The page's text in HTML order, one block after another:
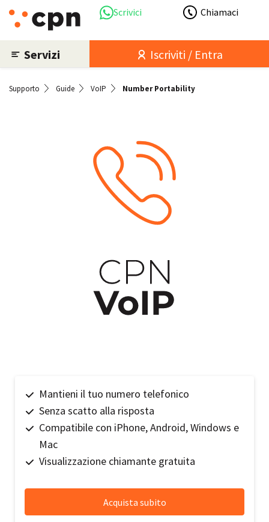
Scrivici Chiamaci
Servizi Iscriviti / Entra
Supporto Guide VoIP Number Portability
Mantieni il tuo numero telefonico
Senza scatto alla risposta
Compatibile con iPhone, Android, Windows e
Mac
Visualizzazione chiamante gratuita